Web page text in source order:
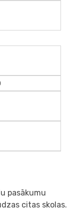
pasākumu
citas skolas.